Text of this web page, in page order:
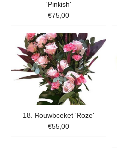
'Pinkish'
€75,00
18. Rouwboeket 'Roze'
€55,00